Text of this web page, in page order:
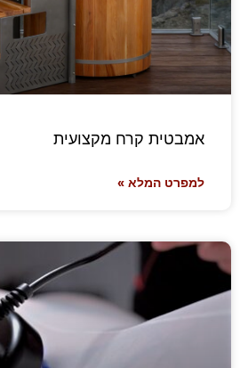
אמבטית קרח מקצועית
למפרט המלא »